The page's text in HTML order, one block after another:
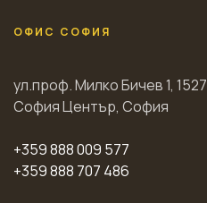
ОФИС СОФИЯ
ул.проф. Милко Бичев 1, 1527
София Център, София
+359 888 009 577
+359 888 707 486